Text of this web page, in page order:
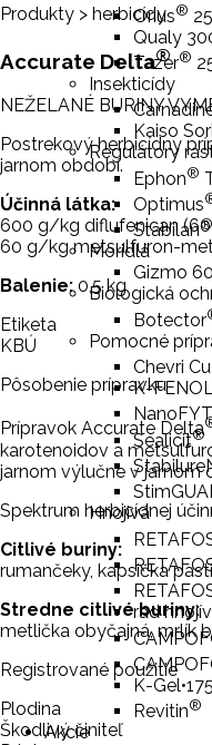
Orius®
Qualy
Tazer®
Insekticídy
Kaiso
Regulátory
Ephon®
Optimus
Stabilan®
Moridlá
Gizmo
Biologická
Botector
Pomocné
Chevri
K-
Sealicit®
Hnojivá
rad
K-Gel•175
Revitin®
Akcie
Produkty > herbicídy
Accurate Delta®
NEŽELANÉ BURINY
Postrekový herbicídny
jarnom období.
Účinná látka:
600 g/kg diflufenican
60 g/kg metsulfuron-
Balenie:0,5 kg
Etiketa
KBÚ
Pôsobenie prípravku
Prípravok Accurate Delta
karotenoidov a
jarnom výlučne v jarnom
Spektrum herbicídnej
Citlivé buriny:
rumančeky, kapsička
Stredne citlivé buriny:
metlička obyčajná, mrlík
Registrované použitie
Plodina
Škodlivý činiteľ